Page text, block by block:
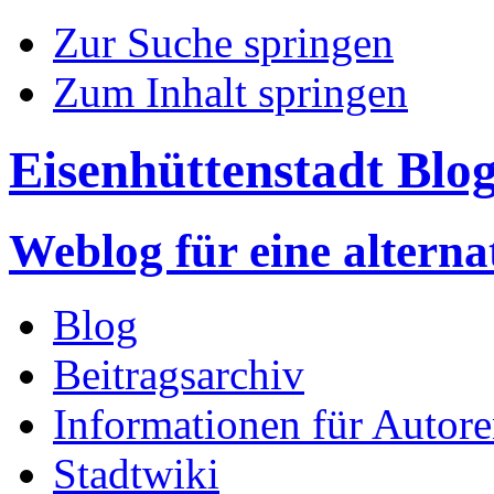
Zur Suche springen
Zum Inhalt springen
Eisenhüttenstadt
Weblog für eine
Blog
Beitragsarchiv
Informationen für
Stadtwiki